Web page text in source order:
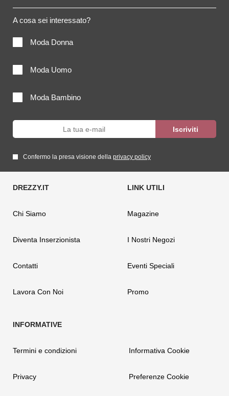
A cosa sei interessato?
Moda Donna
Moda Uomo
Moda Bambino
Confermo la presa visione della privacy policy
Chi Siamo
Diventa Inserzionista
Contatti
Lavora Con Noi
Magazine
I Nostri Negozi
Eventi Speciali
Promo
Termini e condizioni
Privacy
Informativa Cookie
Preferenze Cookie